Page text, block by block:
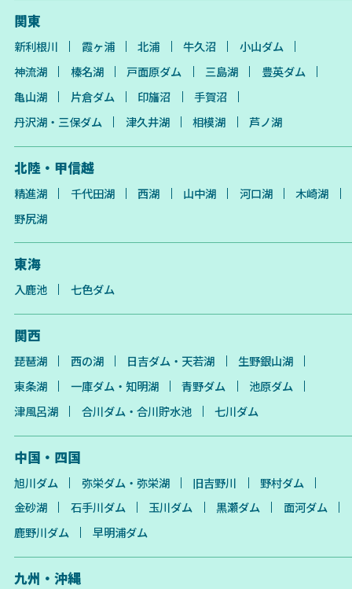
関東
新利根川 霞ヶ浦 北浦 牛久沼
小山ダム
神流湖
榛名湖 戸面原ダム 三島湖
豊英ダム
亀山湖
片倉ダム 印旛沼
手賀沼
丹沢湖・三保ダム
津久井湖 相模湖 芦ノ湖
北陸・甲信越
精進湖 千代田湖 西湖 山中湖 河口湖
木崎湖
野尻湖
東海
入鹿池 七色ダム
関西
琵琶湖 西の湖 日吉ダム・天若湖
生野銀山湖
東条湖
一庫ダム・知明湖 青野ダム
池原ダム
津風呂湖
合川ダム・合川貯水池 七川ダム
中国・四国
旭川ダム 弥栄ダム・弥栄湖 旧吉野川
野村ダム
金砂湖
石手川ダム 玉川ダム 黒瀬ダム
面河ダム
鹿野川ダム
早明浦ダム
九州・沖縄